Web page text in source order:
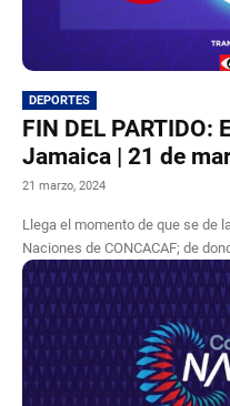
DEPORTES
FIN DEL PARTIDO:
Jamaica | 21 de
21 marzo, 2024
Llega el momento de que se de
Naciones de CONCACAF; de